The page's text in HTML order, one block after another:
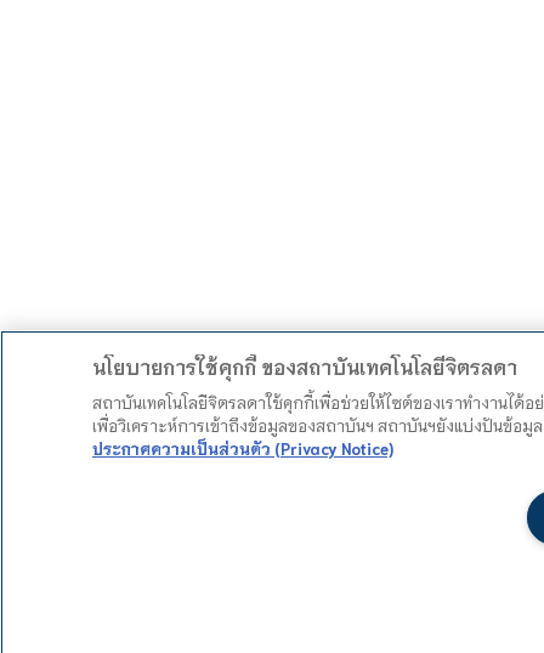
นโยบายการใช้คุกกี้ ของสถาบันเทคโนโลยีจิตรลดา
สถาบันเทคโนโลยีจิตรลดาใช้คุกกี้เพื่อช่วยให้ไซต์ของเราทำงานไ
เพื่อวิเคราะห์การเข้าถึงข้อมูลของสถาบันฯ สถาบันฯยังแบ่งปันข้อ
ประกาศความเป็นส่วนตัว (Privacy Notice)